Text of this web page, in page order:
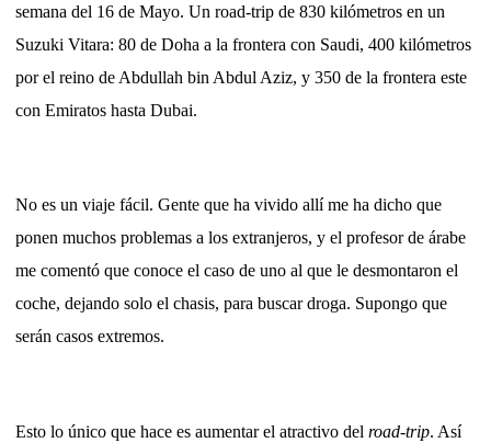
semana del 16 de Mayo. Un road-trip de 830 kilómetros en un
Suzuki Vitara: 80 de Doha a la frontera con Saudi, 400 kilómetros
por el reino de Abdullah bin Abdul Aziz, y 350 de la frontera este
con Emiratos hasta Dubai.
No es un viaje fácil. Gente que ha vivido allí me ha dicho que
ponen muchos problemas a los extranjeros, y el profesor de árabe
me comentó que conoce el caso de uno al que le desmontaron el
coche, dejando solo el chasis, para buscar droga. Supongo que
serán casos extremos.
Esto lo único que hace es aumentar el atractivo del road-trip. Así